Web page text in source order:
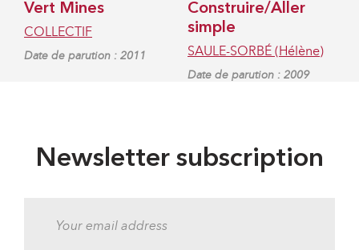
Vert Mines
COLLECTIF
Date de parution : 2011
Construire/Aller
simple
SAULE-SORBÉ (Hélène)
Date de parution : 2009
Newsletter subscription